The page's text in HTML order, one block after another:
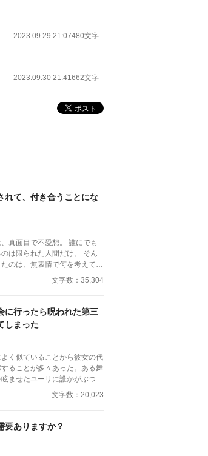
2023.09.29 21:07480文字
2023.09.30 21:41662文字
れて、付き合うことにな
真面目で不愛想。 誰にでも
は限られた人間だけ。 そん
のは、無表情で何を考えてい
「先輩が好きで
さい。付き合ってくれないな
の恋人”として付き合うこと
文字数：35,304
に行ったら呪われた第三
しまった
く似ていることから彼女の代
ることが多々あった。ある舞
ませたユーリに誰かがぶつか
われていると噂の第三王子で
ことに腹を立てたユーリは強
ち去る。 それから数年後、
探し始めたが、それはユーリ
文字数：20,023
要ありますか？